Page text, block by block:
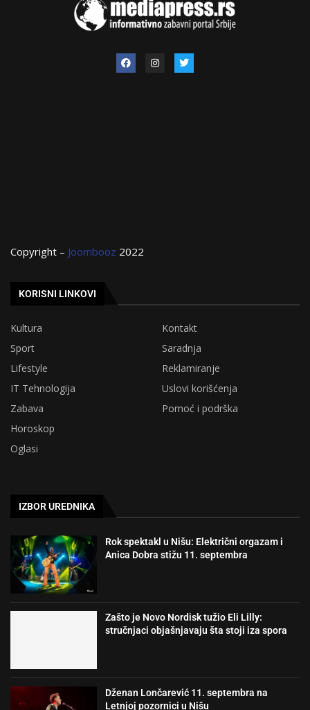
Copyright – Joombooz 2022
KORISNI LINKOVI
Kultura
Kontakt
Sport
Saradnja
Lifestyle
Reklamiranje
IT Tehnologija
Uslovi korišćenja
Zabava
Pomoć i podrška
Horoskop
Oglasi
IZBOR UREDNIKA
Rok spektakl u Nišu: Električni orgazam i
Anica Dobra stižu 11. septembra
Zašto je Novo Nordisk tužio Eli Lilly:
stručnjaci objašnjavaju šta stoji iza spora
Dženan Lončarević 11. septembra na
Letnjoj pozornici u Nišu